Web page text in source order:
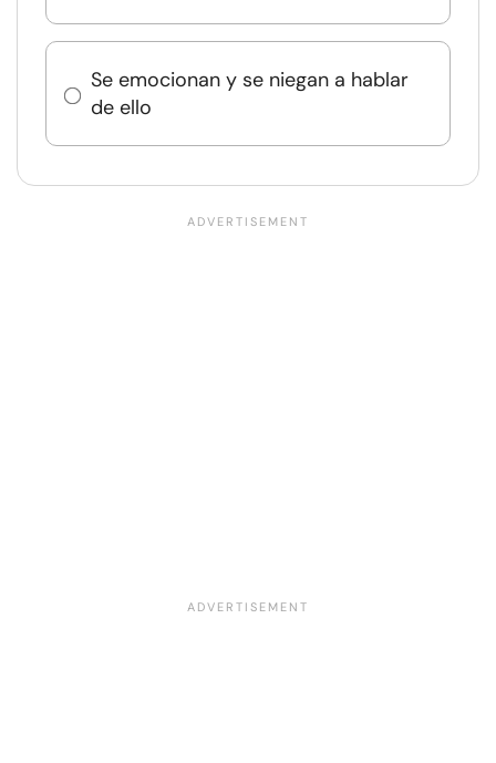
Se emocionan y se niegan a hablar
de ello